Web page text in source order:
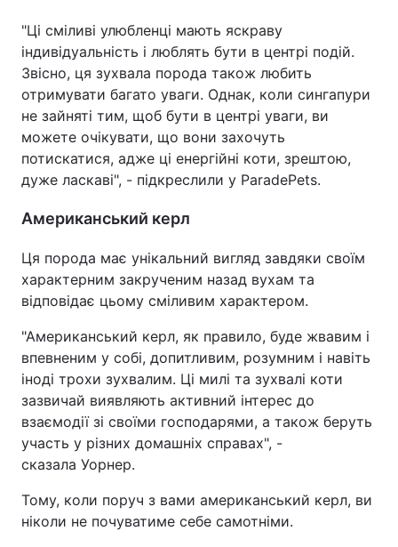
"Ці сміливі улюбленці мають яскраву
індивідуальність і люблять бути в центрі подій.
Звісно, ця зухвала порода також любить
отримувати багато уваги. Однак, коли сингапури
не зайняті тим, щоб бути в центрі уваги, ви
можете очікувати, що вони захочуть
потискатися, адже ці енергійні коти, зрештою,
дуже ласкаві", - підкреслили у ParadePets.
Американський керл
Ця порода має унікальний вигляд завдяки своїм
характерним закрученим назад вухам та
відповідає цьому сміливим характером.
"Американський керл, як правило, буде жвавим і
впевненим у собі, допитливим, розумним і навіть
іноді трохи зухвалим. Ці милі та зухвалі коти
зазвичай виявляють активний інтерес до
взаємодії зі своїми господарями, а також беруть
участь у різних домашніх справах", -
сказала Уорнер.
Тому, коли поруч з вами американський керл, ви
ніколи не почуватиме себе самотніми.